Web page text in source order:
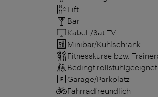
Lift
Bar
Kabel-/Sat-TV
Minibar/Kühlschrank
Fitnesskurse bzw.
Bedingt rollstuhlgeeignet
Garage/Parkplatz
Fahrradfreundlich